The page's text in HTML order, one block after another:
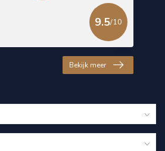
9.5/10
Bekijk meer